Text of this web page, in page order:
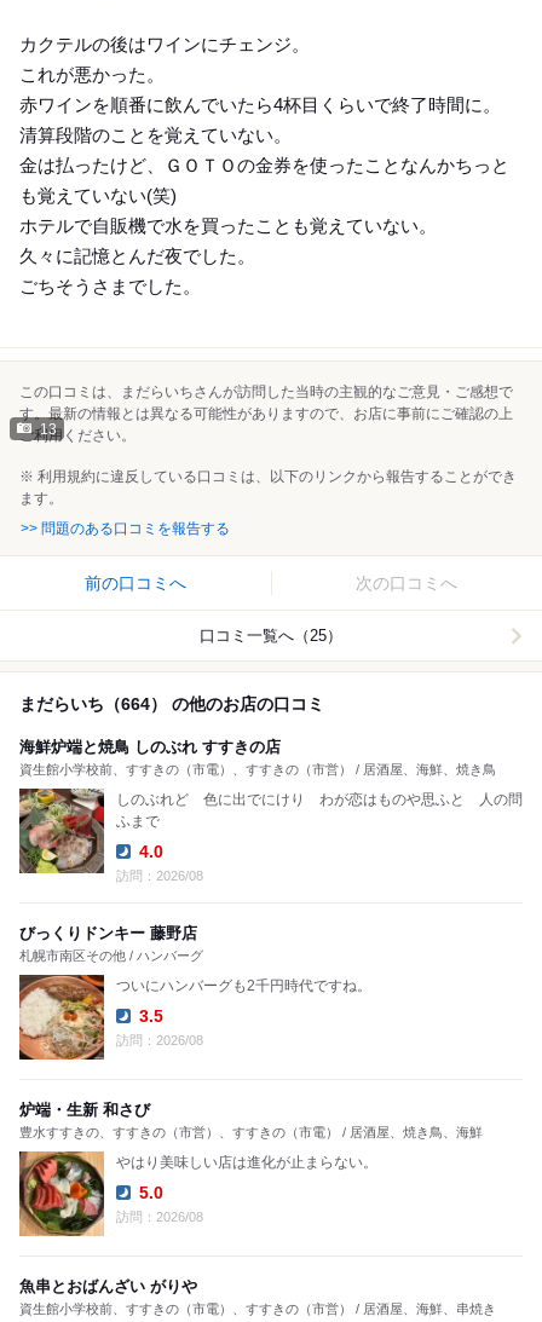
カクテルの後はワインにチェンジ。
これが悪かった。
赤ワインを順番に飲んでいたら4杯目くらいで終了時間に。
清算段階のことを覚えていない。
金は払ったけど、ＧＯＴＯの金券を使ったことなんかちっと
も覚えていない(笑)
ホテルで自販機で水を買ったことも覚えていない。
久々に記憶とんだ夜でした。
ごちそうさまでした。
13
この口コミは、まだらいちさんが訪問した当時の主観的なご意見・ご感想で
す。最新の情報とは異なる可能性がありますので、お店に事前にご確認の上
ご利用ください。
※ 利用規約に違反している口コミは、以下のリンクから報告することができ
ます。
>> 問題のある口コミを報告する
前の口コミへ 次の口コミへ
口コミ一覧へ（25）
まだらいち（664） の他のお店の口コミ
海鮮炉端と焼鳥 しのぶれ すすきの店
資生館小学校前、すすきの（市電）、すすきの（市営） / 居酒屋、海鮮、焼き鳥
しのぶれど 色に出でにけり わが恋はものや思ふと 人の問
ふまで
Dinner:
4.0
訪問：2026/08
びっくりドンキー 藤野店
札幌市南区その他 / ハンバーグ
ついにハンバーグも2千円時代ですね。
Dinner:
3.5
訪問：2026/08
炉端・生新 和さび
豊水すすきの、すすきの（市営）、すすきの（市電） / 居酒屋、焼き鳥、海鮮
やはり美味しい店は進化が止まらない。
Dinner:
5.0
訪問：2026/08
魚串とおばんざい がりや
資生館小学校前、すすきの（市電）、すすきの（市営） / 居酒屋、海鮮、串焼き